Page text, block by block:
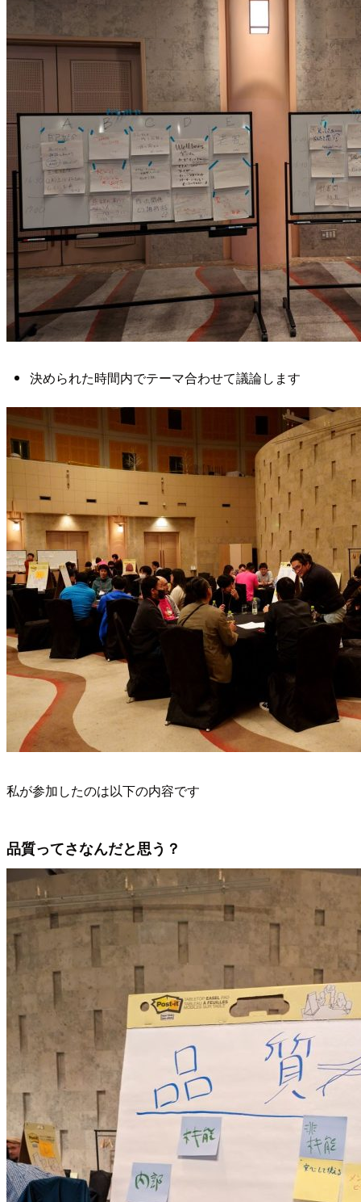
決められた時間内でテーマ合わせて議論します
私が参加したのは以下の内容です
品質ってさなんだと思う？